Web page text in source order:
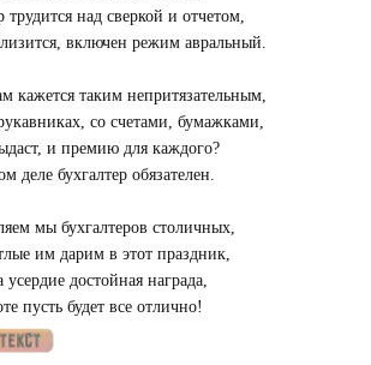
над сверкой и отчетом,
включен режим авральный.
кажется таким непритязательным,
со счетами, бумажками,
и премию для каждого?
деле бухгалтер обязателен.
мы бухгалтеров столичных,
им дарим в этот праздник,
усердие достойная награда,
пусть будет все отлично!